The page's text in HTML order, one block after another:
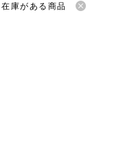
在庫がある商品